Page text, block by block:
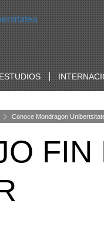
Conoce Mondragon
FIN